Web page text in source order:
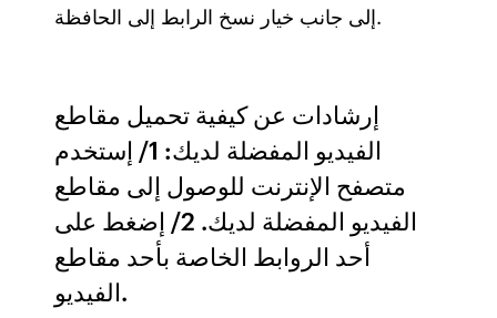
إلى جانب خيار نسخ الرابط إلى الحافظة.
إرشادات عن كيفية تحميل مقاطع
الفيديو المفضلة لديك: 1/ إستخدم
متصفح الإنترنت للوصول إلى مقاطع
الفيديو المفضلة لديك. 2/ إضغط على
أحد الروابط الخاصة بأحد مقاطع
الفيديو.